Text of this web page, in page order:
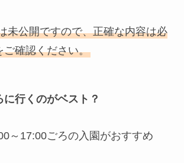
未公開ですので、正確な内容は必
ご確認ください。
に行くのがベスト？
～17:00ごろの入園がおすすめ